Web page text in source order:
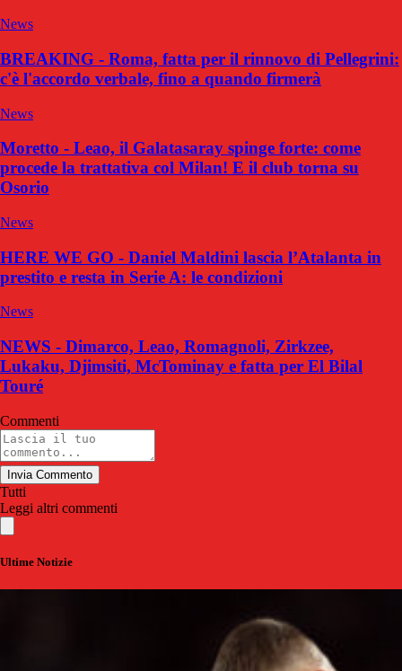
News
BREAKING - Roma, fatta per il rinnovo di Pellegrini:
c'è l'accordo verbale, fino a quando firmerà
News
Moretto - Leao, il Galatasaray spinge forte: come
procede la trattativa col Milan! E il club torna su
Osorio
News
HERE WE GO - Daniel Maldini lascia l’Atalanta in
prestito e resta in Serie A: le condizioni
News
NEWS - Dimarco, Leao, Romagnoli, Zirkzee,
Lukaku, Djimsiti, McTominay e fatta per El Bilal
Touré
Commenti
Invia Commento
Tutti
Leggi altri commenti
Ultime Notizie